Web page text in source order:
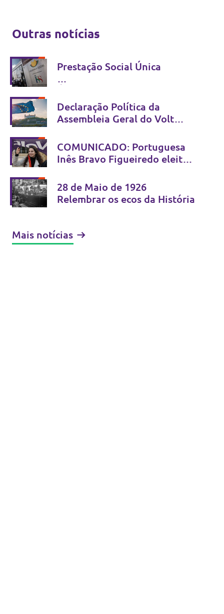
Outras notícias
Prestação Social Única
criminalizar - Não se combate
fraude com estigma
Declaração Política da
Assembleia Geral do Volt
Bratislava, 13 e 14 de Junho
de 2026
COMUNICADO: Portuguesa
Inês Bravo Figueiredo eleita
28 de Maio de 1926
Relembrar os ecos da História
Mais notícias